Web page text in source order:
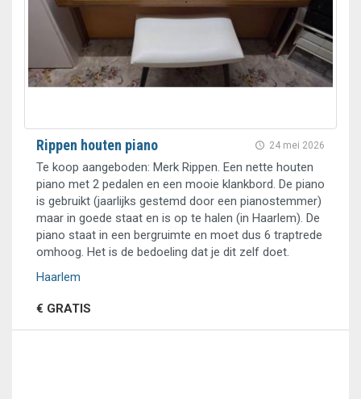
24 mei 2026
Rippen houten piano
Te koop aangeboden: Merk Rippen. Een nette houten
piano met 2 pedalen en een mooie klankbord. De piano
is gebruikt (jaarlijks gestemd door een pianostemmer)
maar in goede staat en is op te halen (in Haarlem). De
piano staat in een bergruimte en moet dus 6 traptrede
omhoog. Het is de bedoeling dat je dit zelf doet.
Haarlem
€ GRATIS